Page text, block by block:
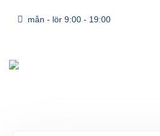
mån - lör 9:00 - 19:00